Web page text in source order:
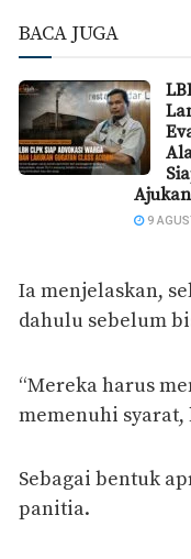
BACA JUGA
9
Ia menjelaskan,
dahulu sebelum
“Mereka harus
memenuhi syarat,
Sebagai bentuk
panitia.